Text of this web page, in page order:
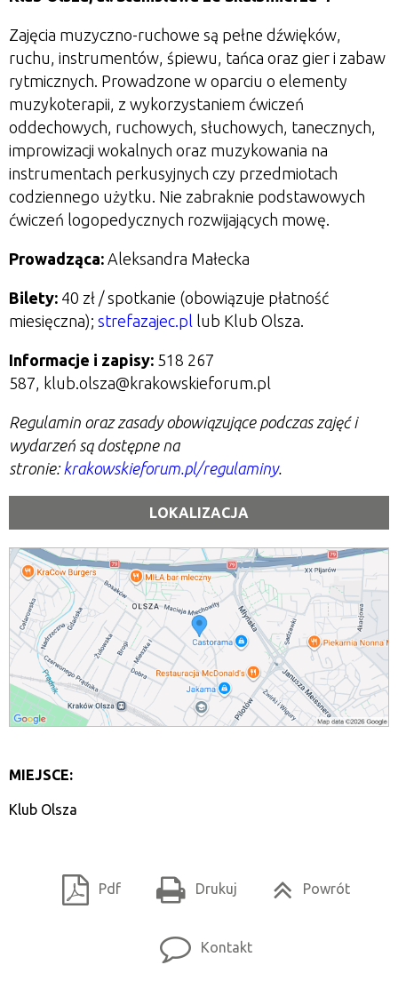
Zajęcia muzyczno-ruchowe są pełne dźwięków,
ruchu, instrumentów, śpiewu, tańca oraz gier i zabaw
rytmicznych. Prowadzone w oparciu o elementy
muzykoterapii, z wykorzystaniem ćwiczeń
oddechowych, ruchowych, słuchowych, tanecznych,
improwizacji wokalnych oraz muzykowania na
instrumentach perkusyjnych czy przedmiotach
codziennego użytku. Nie zabraknie podstawowych
ćwiczeń logopedycznych rozwijających mowę.
Prowadząca: Aleksandra Małecka
Bilety: 40 zł / spotkanie (obowiązuje płatność
miesięczna); strefazajec.pl lub Klub Olsza.
Informacje i zapisy: 518 267
587, klub.olsza@krakowskieforum.pl
Regulamin oraz zasady obowiązujące podczas zajęć i
wydarzeń są dostępne na
stronie: krakowskieforum.pl/regulaminy.
LOKALIZACJA
MIEJSCE:
Klub Olsza
Pdf Drukuj Powrót
Kontakt